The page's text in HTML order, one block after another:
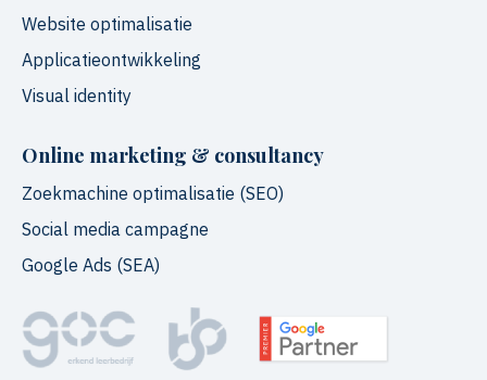
Website optimalisatie
Applicatieontwikkeling
Visual identity
Online marketing & consultancy
Zoekmachine optimalisatie (SEO)
Social media campagne
Google Ads (SEA)